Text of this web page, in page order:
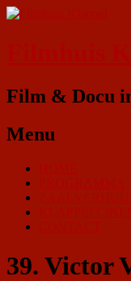
Film & Docu
Menu
39. Victor